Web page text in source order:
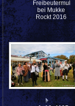
bei Mukke
Rockt 2016